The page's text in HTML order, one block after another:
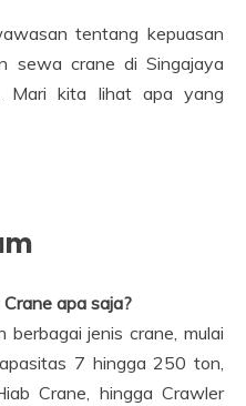
tentang kepuasan
sewa crane di Singajaya
Mari kita lihat apa yang
apa saja?
berbagai jenis crane, mulai
7 hingga 250 ton,
Crane, hingga Crawler